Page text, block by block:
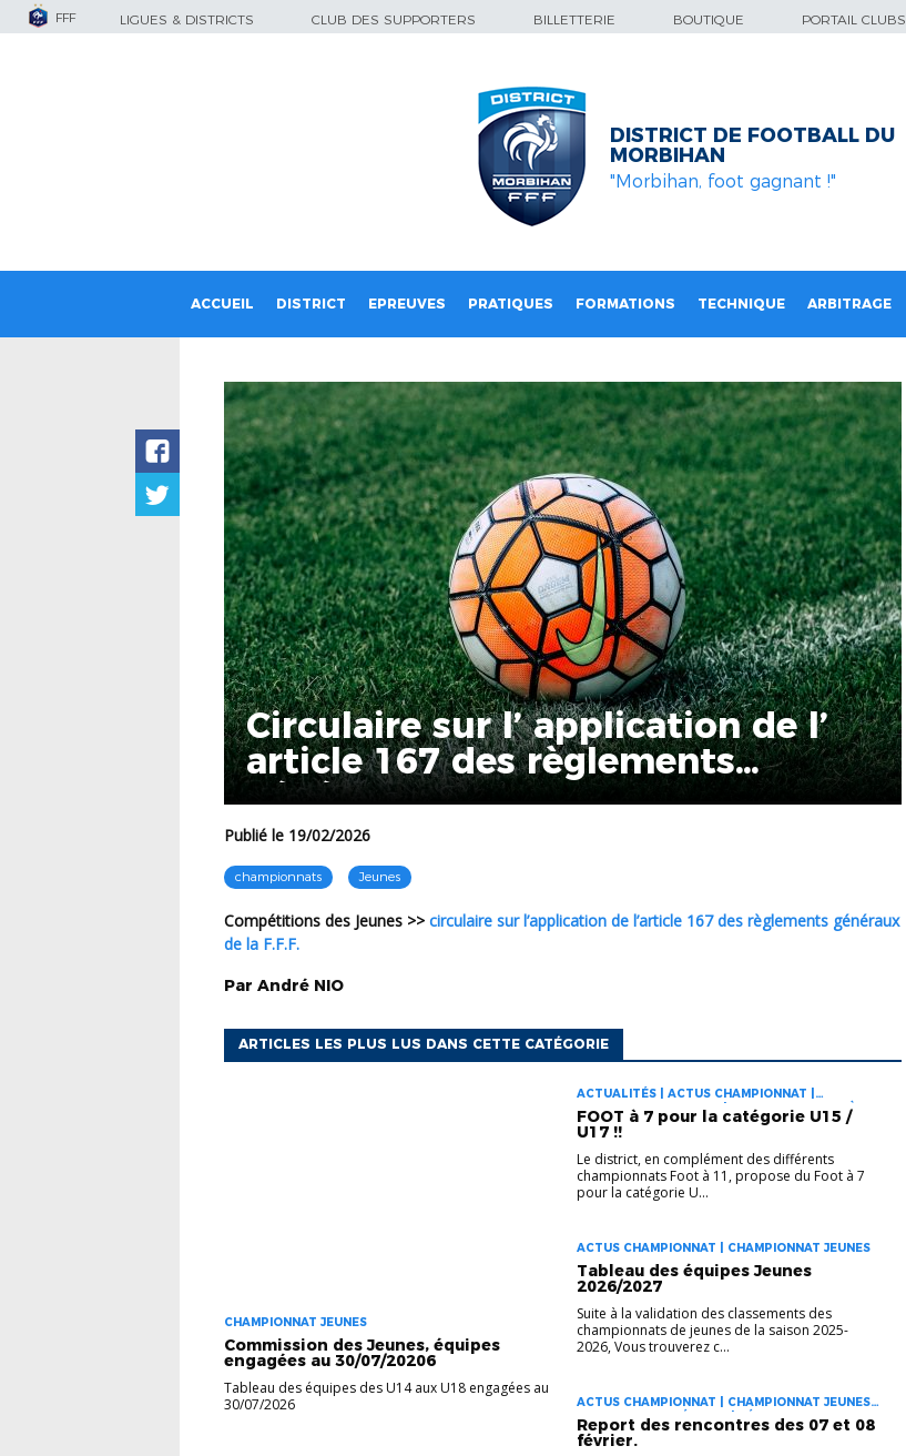
FFF LIGUES & DISTRICTS CLUB DES SUPPORTERS BILLETTERIE BOUTIQUE PORTAIL CLUBS
DISTRICT DE FOOTBALL DU
MORBIHAN
"Morbihan, foot gagnant !"
ACCUEIL DISTRICT EPREUVES PRATIQUES FORMATIONS TECHNIQUE ARBITRAGE
Circulaire sur l’ application de l’
article 167 des règlements
généraux de la F.F.F.
Publié le 19/02/2026
championnats Jeunes
Compétitions des Jeunes >> circulaire sur l’application de l’article 167 des règlements généraux
de la F.F.F.
Par André NIO
ARTICLES LES PLUS LUS DANS CETTE CATÉGORIE
CHAMPIONNAT JEUNES
Commission des Jeunes, équipes
engagées au 30/07/20206
Tableau des équipes des U14 aux U18 engagées au
30/07/2026
ACTUALITÉS | ACTUS CHAMPIONNAT |
CHAMPIONNAT JEUNES | FOOT DES JEUNES À 11
| INFOS PRATIQUES
FOOT à 7 pour la catégorie U15 /
U17 !!
Le district, en complément des différents
championnats Foot à 11, propose du Foot à 7
pour la catégorie U...
ACTUS CHAMPIONNAT | CHAMPIONNAT JEUNES
Tableau des équipes Jeunes
2026/2027
Suite à la validation des classements des
championnats de jeunes de la saison 2025-
2026, Vous trouverez c...
ACTUS CHAMPIONNAT | CHAMPIONNAT JEUNES |
CHAMPIONNAT SÉNIORS | FÉMININES D1
Report des rencontres des 07 et 08
février.